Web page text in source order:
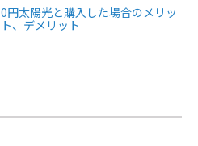
0円太陽光と購入した場合のメリッ
ト、デメリット